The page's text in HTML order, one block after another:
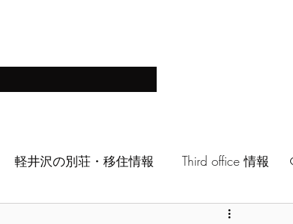
軽井沢の別荘・移住情報 Third office 情報